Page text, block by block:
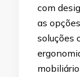
com
as
soluções